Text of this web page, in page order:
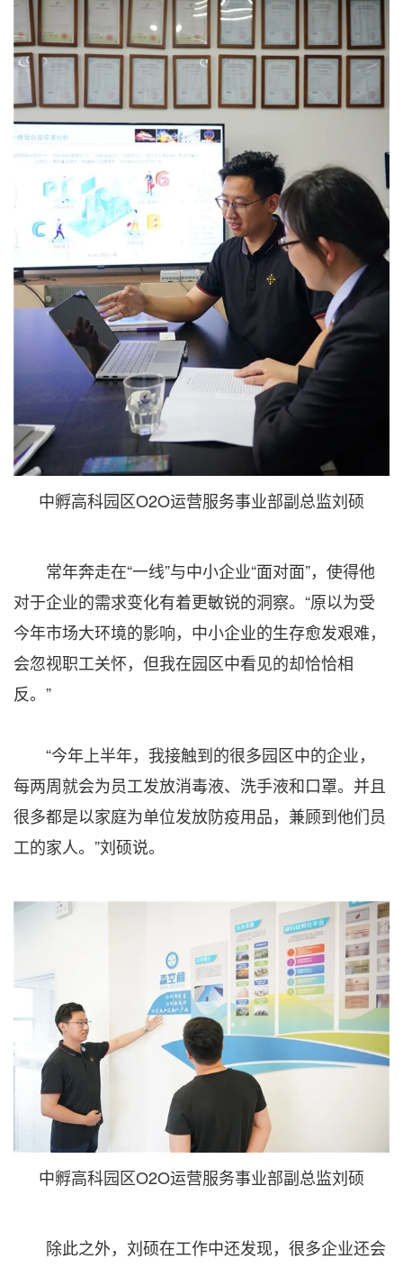
中孵高科园区O2O运营服务事业部副总监刘硕
常年奔走在“一线”与中小企业“面对面”，使得他
对于企业的需求变化有着更敏锐的洞察。“原以为受
今年市场大环境的影响，中小企业的生存愈发艰难，
会忽视职工关怀，但我在园区中看见的却恰恰相
反。”
“今年上半年，我接触到的很多园区中的企业，
每两周就会为员工发放消毒液、洗手液和口罩。并且
很多都是以家庭为单位发放防疫用品，兼顾到他们员
工的家人。”刘硕说。
中孵高科园区O2O运营服务事业部副总监刘硕
除此之外，刘硕在工作中还发现，很多企业还会